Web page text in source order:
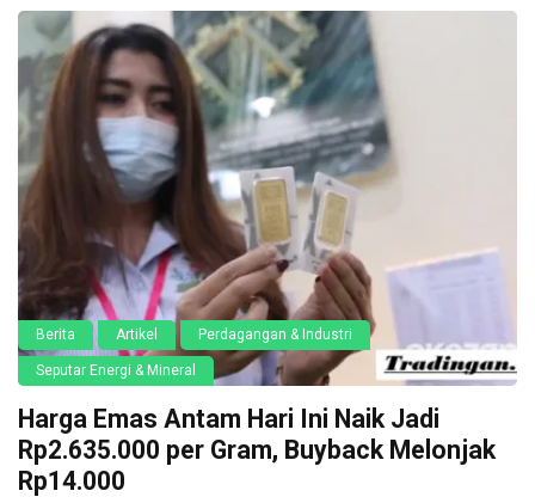
Berita Artikel Perdagangan & Industri
Seputar Energi & Mineral
Harga Emas Antam Hari Ini Naik Jadi
Rp2.635.000 per Gram, Buyback Melonjak
Rp14.000